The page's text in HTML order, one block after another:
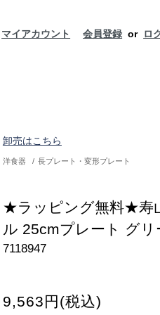
マイアカウント 会員登録 or ロ
卸売はこちら
洋食器 / 長プレート・変形プレート
★ラッピング無料★寿
ル 25cmプレート グリ
7118947
9,563円(税込)